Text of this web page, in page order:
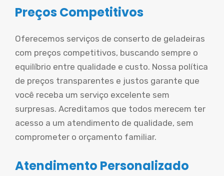
Preços Competitivos
Oferecemos serviços de conserto de geladeiras
com preços competitivos, buscando sempre o
equilíbrio entre qualidade e custo. Nossa política
de preços transparentes e justos garante que
você receba um serviço excelente sem
surpresas. Acreditamos que todos merecem ter
acesso a um atendimento de qualidade, sem
comprometer o orçamento familiar.
Atendimento Personalizado